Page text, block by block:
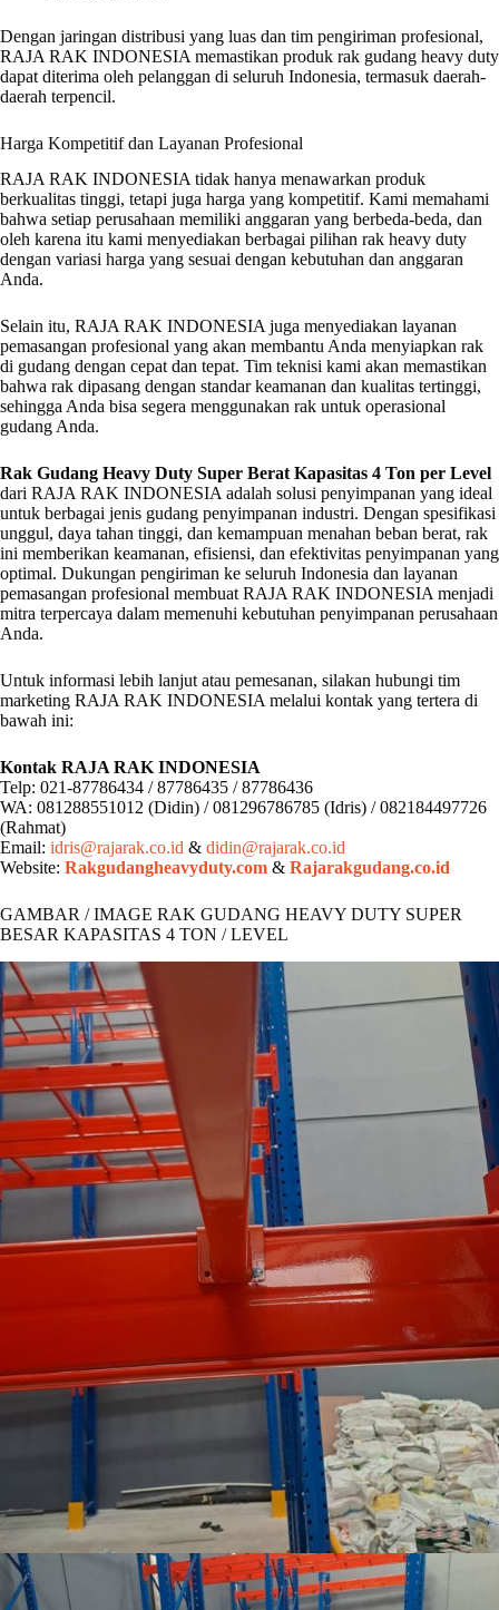
Dengan jaringan distribusi yang luas dan tim pengiriman profesional,
RAJA RAK INDONESIA memastikan produk rak gudang heavy duty
dapat diterima oleh pelanggan di seluruh Indonesia, termasuk daerah-
daerah terpencil.
Harga Kompetitif dan Layanan Profesional
RAJA RAK INDONESIA tidak hanya menawarkan produk
berkualitas tinggi, tetapi juga harga yang kompetitif. Kami memahami
bahwa setiap perusahaan memiliki anggaran yang berbeda-beda, dan
oleh karena itu kami menyediakan berbagai pilihan rak heavy duty
dengan variasi harga yang sesuai dengan kebutuhan dan anggaran
Anda.
Selain itu, RAJA RAK INDONESIA juga menyediakan layanan
pemasangan profesional yang akan membantu Anda menyiapkan rak
di gudang dengan cepat dan tepat. Tim teknisi kami akan memastikan
bahwa rak dipasang dengan standar keamanan dan kualitas tertinggi,
sehingga Anda bisa segera menggunakan rak untuk operasional
gudang Anda.
Rak Gudang Heavy Duty Super Berat Kapasitas 4 Ton per Level
dari RAJA RAK INDONESIA adalah solusi penyimpanan yang ideal
untuk berbagai jenis gudang penyimpanan industri. Dengan spesifikasi
unggul, daya tahan tinggi, dan kemampuan menahan beban berat, rak
ini memberikan keamanan, efisiensi, dan efektivitas penyimpanan yang
optimal. Dukungan pengiriman ke seluruh Indonesia dan layanan
pemasangan profesional membuat RAJA RAK INDONESIA menjadi
mitra terpercaya dalam memenuhi kebutuhan penyimpanan perusahaan
Anda.
Untuk informasi lebih lanjut atau pemesanan, silakan hubungi tim
marketing RAJA RAK INDONESIA melalui kontak yang tertera di
bawah ini:
Kontak RAJA RAK INDONESIA
Telp: 021-87786434 / 87786435 / 87786436
WA: 081288551012 (Didin) / 081296786785 (Idris) / 082184497726
(Rahmat)
Email: idris@rajarak.co.id & didin@rajarak.co.id
Website: Rakgudangheavyduty.com & Rajarakgudang.co.id
GAMBAR / IMAGE RAK GUDANG HEAVY DUTY SUPER
BESAR KAPASITAS 4 TON / LEVEL